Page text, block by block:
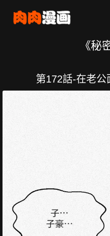
《秘
第172話-在老公